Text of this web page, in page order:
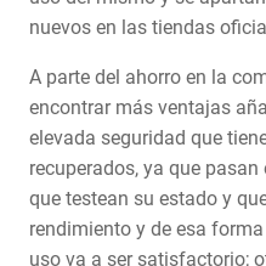
nuevos en las tiendas
A parte del ahorro en la
encontrar más ventajas
elevada seguridad que
recuperados, ya que
que testean su estado y
rendimiento y de esa
uso va a ser satisfactorio;